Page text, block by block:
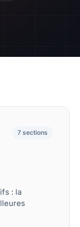
7 sections
: la